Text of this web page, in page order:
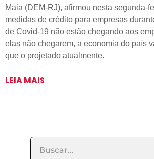
Maia (DEM-RJ), afirmou nesta segunda-
medidas de crédito para empresas
de Covid-19 não estão chegando aos
elas não chegarem, a economia do país
que o projetado atualmente.
LEIA MAIS